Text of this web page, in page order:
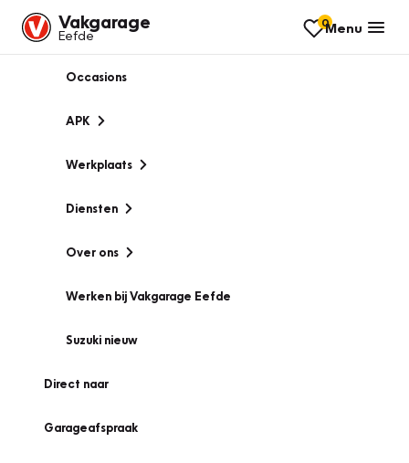
Vakgarage
Eefde
0Menu
Occasions
APK
Werkplaats
Diensten
Over ons
Werken bij Vakgarage Eefde
Suzuki nieuw
Direct naar
Garageafspraak